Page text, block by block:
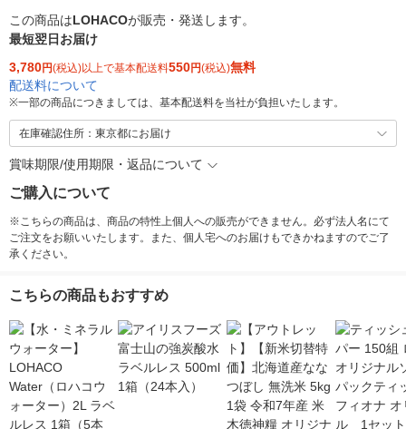
この商品はLOHACOが販売・発送します。
最短翌日お届け
3,780円(税込)以上で基本配送料550円(税込)無料
配送料について
※一部の商品につきましては、基本配送料を当社が負担いたします。
在庫確認住所：東京都にお届け
賞味期限/使用期限・返品について
ご購入について
※こちらの商品は、商品の特性上個人への販売ができません。必ず法人名にて
ご注文をお願いいたします。また、個人宅へのお届けもできかねますのでご了
承ください。
こちらの商品もおすすめ